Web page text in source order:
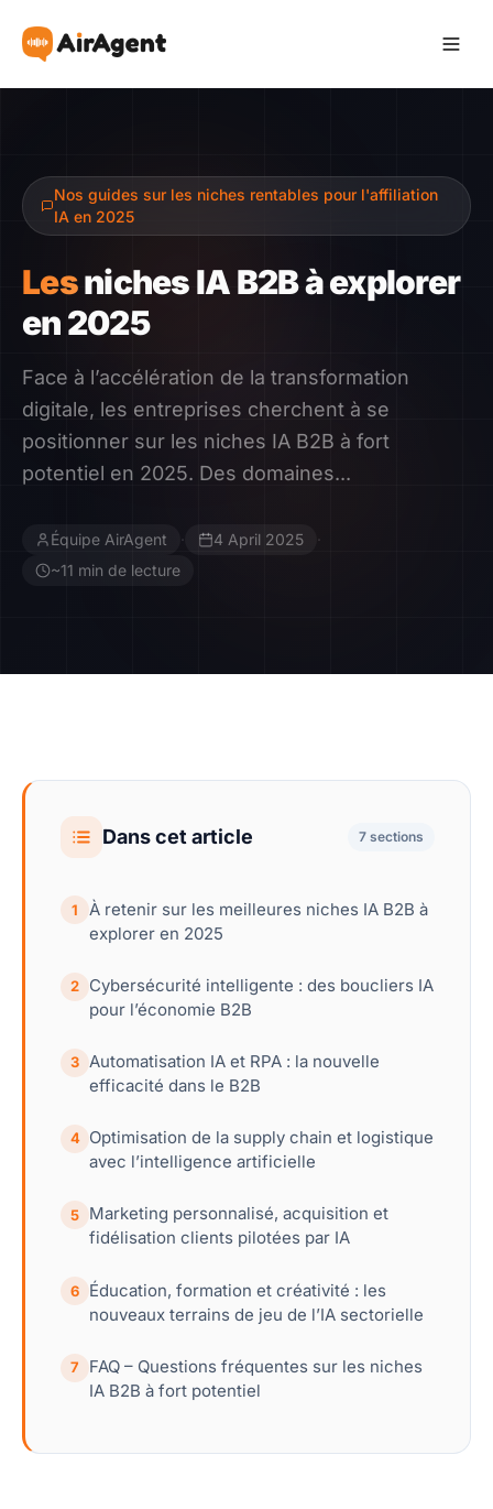
Recommander
Ressources
Témoignages
Guide
Contact
Nos guides sur les niches rentables pour l'affiliation
IA en 2025
Lesniches IA B2B à explorer
en 2025
Face à l’accélération de la transformation
digitale, les entreprises cherchent à se
positionner sur les niches IA B2B à fort
potentiel en 2025. Des domaines...
Équipe AirAgent · 4 April 2025
·
~11 min de lecture
Dans cet article 7 sections
1
À retenir sur les meilleures niches IA B2B à
explorer en 2025
2
Cybersécurité intelligente : des boucliers IA
pour l’économie B2B
3 Automatisation IA et RPA : la nouvelle
efficacité dans le B2B
4 Optimisation de la supply chain et logistique
avec l’intelligence artificielle
5
Marketing personnalisé, acquisition et
fidélisation clients pilotées par IA
6
Éducation, formation et créativité : les
nouveaux terrains de jeu de l’IA sectorielle
7
FAQ – Questions fréquentes sur les niches
IA B2B à fort potentiel